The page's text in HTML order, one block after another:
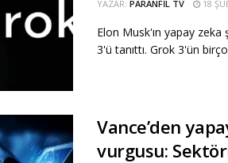
YAZAR: PARANFIL TV 18
Elon Musk'ın yapay
3'ü tanıttı. Grok 3'ün
Vance’den
vurgusu: